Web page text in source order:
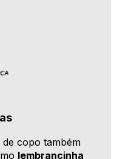
copo também
lembrancinha